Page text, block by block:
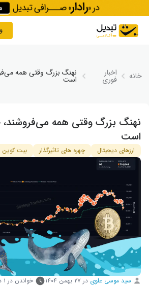
Skip to content
خانه اخبار
فوری
نهنگ بزرگ وقتی همه
است
نهنگ بزرگ وقتی همه می‌فروشند،
است
ارزهای دیجیتال چهره های تاثیرگذار بیت کوین
سید موسی علوی در ۲۷ بهمن ۱۴۰۴ خواندن در ۱ دقیقه